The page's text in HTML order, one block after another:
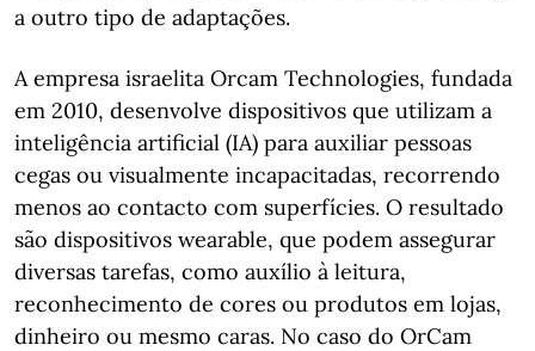
a outro tipo de adaptações.
A empresa israelita Orcam Technologies, fundada
em 2010, desenvolve dispositivos que utilizam a
inteligência artificial (IA) para auxiliar pessoas
cegas ou visualmente incapacitadas, recorrendo
menos ao contacto com superfícies. O resultado
são dispositivos wearable, que podem assegurar
diversas tarefas, como auxílio à leitura,
reconhecimento de cores ou produtos em lojas,
dinheiro ou mesmo caras. No caso do OrCam